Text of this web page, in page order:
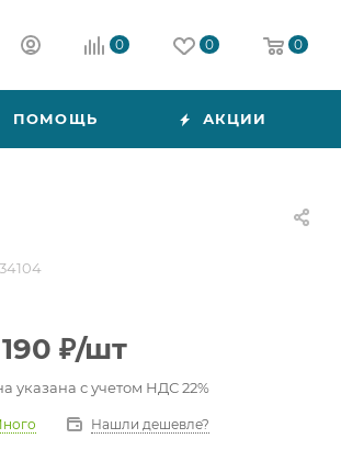
0 0 0
ПОМОЩЬ АКЦИИ
₽/шт
указана с учетом НДС 22%
Нашли дешевле?